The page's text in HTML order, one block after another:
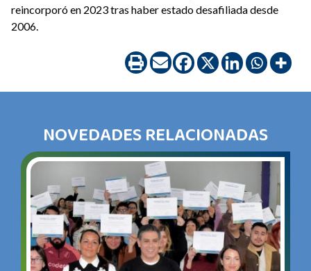
reincorporó en 2023 tras haber estado desafiliada desde
2006.
NOVEDADES RELACIONADAS